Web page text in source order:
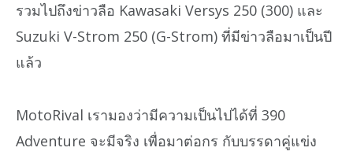
รวมไปถึงข่าวลือ Kawasaki Versys 250 (300) และ
Suzuki V-Strom 250 (G-Strom) ที่มีข่าวลือมาเป็นปี
แล้ว
MotoRival เรามองว่ามีความเป็นไปได้ที่ 390
Adventure จะมีจริง เพื่อมาต่อกร กับบรรดาคู่แข่ง